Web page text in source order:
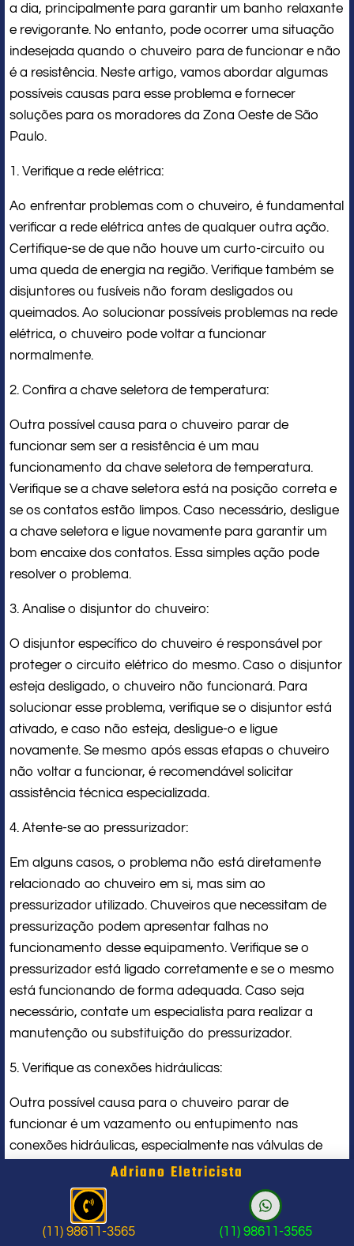
a dia, principalmente para garantir um banho relaxante
e revigorante. No entanto, pode ocorrer uma situação
indesejada quando o chuveiro para de funcionar e não
é a resistência. Neste artigo, vamos abordar algumas
possíveis causas para esse problema e fornecer
soluções para os moradores da Zona Oeste de São
Paulo.
1. Verifique a rede elétrica:
Ao enfrentar problemas com o chuveiro, é fundamental
verificar a rede elétrica antes de qualquer outra ação.
Certifique-se de que não houve um curto-circuito ou
uma queda de energia na região. Verifique também se
disjuntores ou fusíveis não foram desligados ou
queimados. Ao solucionar possíveis problemas na rede
elétrica, o chuveiro pode voltar a funcionar
normalmente.
2. Confira a chave seletora de temperatura:
Outra possível causa para o chuveiro parar de
funcionar sem ser a resistência é um mau
funcionamento da chave seletora de temperatura.
Verifique se a chave seletora está na posição correta e
se os contatos estão limpos. Caso necessário, desligue
a chave seletora e ligue novamente para garantir um
bom encaixe dos contatos. Essa simples ação pode
resolver o problema.
3. Analise o disjuntor do chuveiro:
O disjuntor específico do chuveiro é responsável por
proteger o circuito elétrico do mesmo. Caso o disjuntor
esteja desligado, o chuveiro não funcionará. Para
solucionar esse problema, verifique se o disjuntor está
ativado, e caso não esteja, desligue-o e ligue
novamente. Se mesmo após essas etapas o chuveiro
não voltar a funcionar, é recomendável solicitar
assistência técnica especializada.
4. Atente-se ao pressurizador:
Em alguns casos, o problema não está diretamente
relacionado ao chuveiro em si, mas sim ao
pressurizador utilizado. Chuveiros que necessitam de
pressurização podem apresentar falhas no
funcionamento desse equipamento. Verifique se o
pressurizador está ligado corretamente e se o mesmo
está funcionando de forma adequada. Caso seja
necessário, contate um especialista para realizar a
manutenção ou substituição do pressurizador.
5. Verifique as conexões hidráulicas:
Outra possível causa para o chuveiro parar de
funcionar é um vazamento ou entupimento nas
conexões hidráulicas, especialmente nas válvulas de
entrada de água e saída para o chuveiro. Verifique se
essas válvulas estão fechadas ou se há algum
vazamento aparente. Caso seja identificado algum
problema, é recomendável realizar a manutenção ou
Adriano Eletricista
(11) 98611-3565 (11) 98611-3565